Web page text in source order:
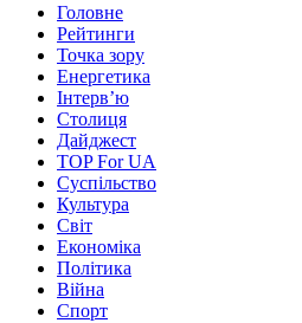
Головне
Рейтинги
Точка зору
Енергетика
Інтерв’ю
Столиця
Дайджест
TOP For UA
Суспiльство
Культура
Світ
Економіка
Політика
Війна
Спорт